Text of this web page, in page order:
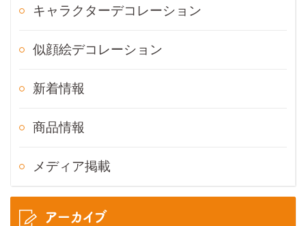
キャラクターデコレーション
似顔絵デコレーション
新着情報
商品情報
メディア掲載
アーカイブ